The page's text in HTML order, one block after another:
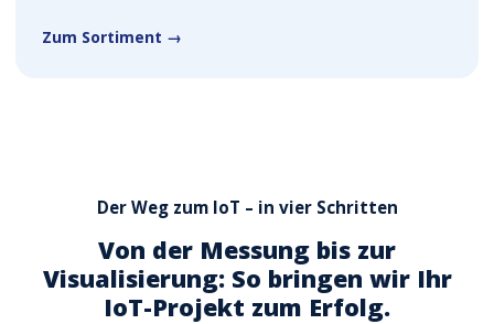
Zum Sortiment →
Der Weg zum IoT – in vier Schritten
Von der Messung bis zur
Visualisierung: So bringen wir Ihr
IoT-Projekt zum Erfolg.